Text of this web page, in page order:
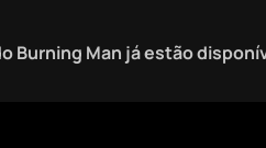
Burning Man já estão